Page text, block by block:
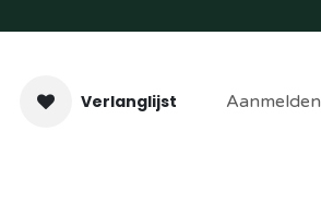
Verlanglijst Aanmelden